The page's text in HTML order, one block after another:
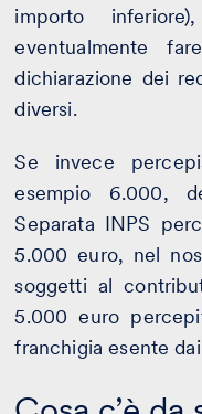
importo
eventualmente
dichiarazione dei
diversi.
Se invece
esempio 6.000,
Separata INPS
5.000 euro, nel
soggetti al
5.000 euro
franchigia esente